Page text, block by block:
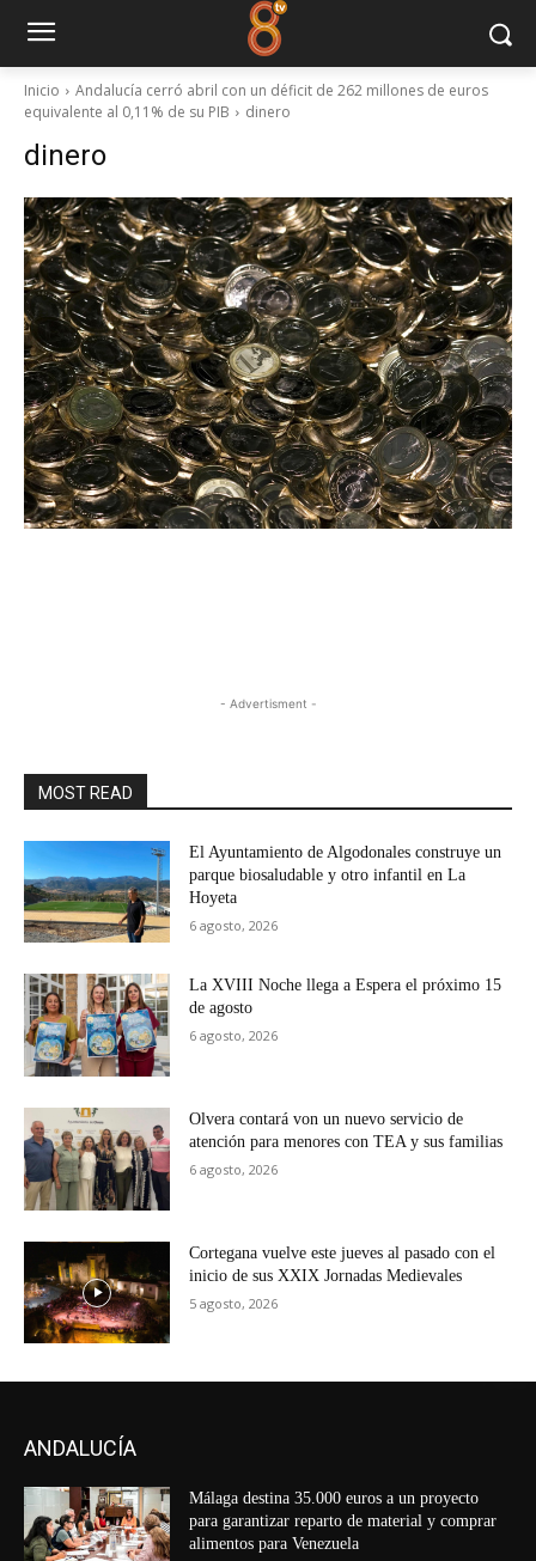
Inicio
Andalucía cerró abril con un déficit de 262 millones de euros
equivalente al 0,11% de su PIB
dinero
dinero
- Advertisment -
MOST READ
El Ayuntamiento de Algodonales construye un
parque biosaludable y otro infantil en La
Hoyeta
6 agosto, 2026
La XVIII Noche llega a Espera el próximo 15
de agosto
6 agosto, 2026
Olvera contará von un nuevo servicio de
atención para menores con TEA y sus familias
6 agosto, 2026
Cortegana vuelve este jueves al pasado con el
inicio de sus XXIX Jornadas Medievales
5 agosto, 2026
ANDALUCÍA
Málaga destina 35.000 euros a un proyecto
para garantizar reparto de material y comprar
alimentos para Venezuela